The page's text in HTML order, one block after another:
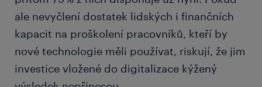
ale nevyčlení dostatek lidských i finančních
kapacit na proškolení pracovníků, kteří by
nové technologie měli používat, riskují, že jim
investice vložené do digitalizace kýžený